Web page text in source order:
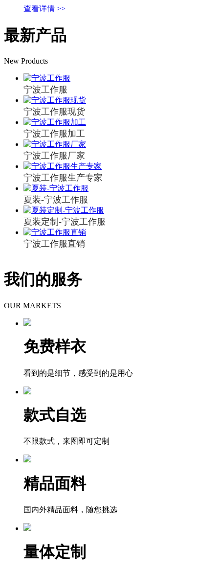
查看详情 >>
最新产品
New Products
宁波工作服
宁波工作服现货
宁波工作服加工
宁波工作服厂家
宁波工作服生产专家
夏装-宁波工作服
夏装定制-宁波工作服
宁波工作服直销
我们的服务
OUR MARKETS
免费样衣
看到的是细节，感受到的是用心
款式自选
不限款式，来图即可定制
精品面料
国内外精品面料，随您挑选
量体定制